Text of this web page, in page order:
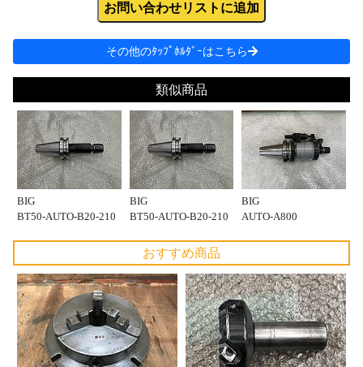
お問い合わせリストに追加
その他のﾀｯﾌﾟﾎﾙﾀﾞｰはこちら
類似商品
BIG
BT50-AUTO-B20-210
BIG
BT50-AUTO-B20-210
BIG
AUTO-A800
おすすめ商品